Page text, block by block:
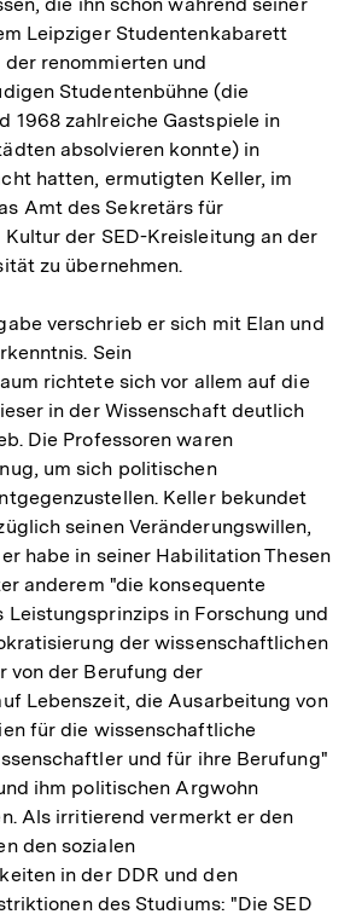
Leipziger Studentenkabarett
renommierten und
Studentenbühne (die
1968 zahlreiche Gastspiele in
absolvieren konnte) in
hatten, ermutigten Keller, im
Amt des Sekretärs für
der SED-Kreisleitung an der
zu übernehmen.
verschrieb er sich mit Elan und
Sein
richtete sich vor allem auf die
in der Wissenschaft deutlich
Die Professoren waren
um sich politischen
Keller bekundet
seinen Veränderungswillen,
habe in seiner Habilitation Thesen
anderem "die konsequente
Leistungsprinzips in Forschung und
der wissenschaftlichen
von der Berufung der
Lebenszeit, die Ausarbeitung von
für die wissenschaftliche
und für ihre Berufung"
ihm politischen Argwohn
Als irritierend vermerkt er den
den sozialen
in der DDR und den
des Studiums: "Die SED